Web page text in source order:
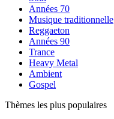
Années 70
Musique traditionnelle
Reggaeton
Années 90
Trance
Heavy Metal
Ambient
Gospel
Thèmes les plus populaires